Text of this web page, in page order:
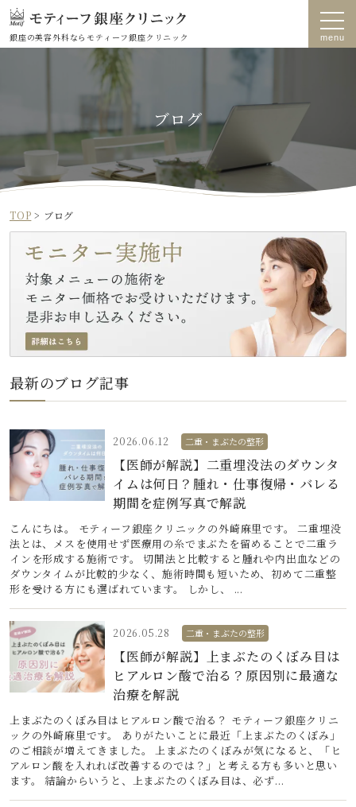
銀座の美容外科なら モティーフ銀座クリニック
ブログ
TOP > ブログ
最新のブログ記事
2026.06.12 二重・まぶたの整形
【医師が解説】二重埋没法のダウンタ
イムは何日？腫れ・仕事復帰・バレる
期間を症例写真で解説
こんにちは。 モティーフ銀座クリニックの外崎麻里です。 二重埋没
法とは、メスを使用せず医療用の糸でまぶたを留めることで二重ラ
インを形成する施術です。 切開法と比較すると腫れや内出血などの
ダウンタイムが比較的少なく、施術時間も短いため、初めて二重整
形を受ける方にも選ばれています。 しかし、 ...
2026.05.28 二重・まぶたの整形
【医師が解説】上まぶたのくぼみ目は
ヒアルロン酸で治る？原因別に最適な
治療を解説
上まぶたのくぼみ目はヒアルロン酸で治る？ モティーフ銀座クリニ
ックの外崎麻里です。 ありがたいことに最近「上まぶたのくぼみ」
のご相談が増えてきました。 上まぶたのくぼみが気になると、「ヒ
アルロン酸を入れれば改善するのでは？」と考える方も多いと思い
ます。 結論からいうと、上まぶたのくぼみ目は、必ず...